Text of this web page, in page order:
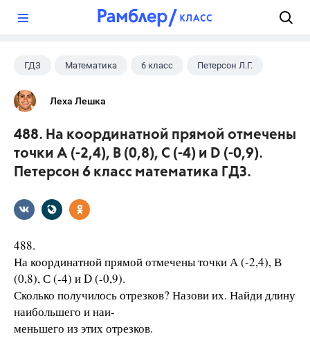
ГДЗ Математика 6 класс Петерсон Л.Г.
Леха Лешка
488. На координатной прямой отмечены
точки А (-2,4), В (0,8), С (-4) и D (-0,9).
Петерсон 6 класс математика ГДЗ.
488.
На координатной прямой отмечены точки А (-2,4), В
(0,8), С (-4) и D (-0,9).
Сколько получилось отрезков? Назови их. Найди длину
наибольшего и наи-
меньшего из этих отрезков.